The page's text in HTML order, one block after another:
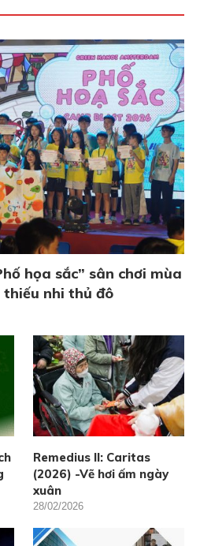
họa sắc” sân chơi mùa
thiếu nhi thủ đô
Remedius II: Caritas
(2026) -Vẽ hơi ấm ngày
xuân
28/02/2026